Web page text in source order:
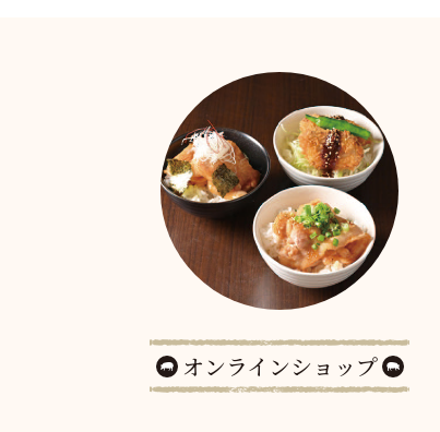
オンラインショップ